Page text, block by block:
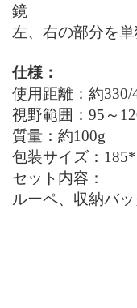
鏡
左、右の部分を単
仕様：
使用距離：約330/
視野範囲：95～
質量：約100g
包装サイズ：
セット内容：
ルーペ、収納バ